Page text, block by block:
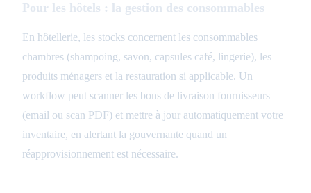
Pour les hôtels : la gestion des consommables
En hôtellerie, les stocks concernent les consommables
chambres (shampoing, savon, capsules café, lingerie), les
produits ménagers et la restauration si applicable. Un
workflow peut scanner les bons de livraison fournisseurs
(email ou scan PDF) et mettre à jour automatiquement votre
inventaire, en alertant la gouvernante quand un
réapprovisionnement est nécessaire.